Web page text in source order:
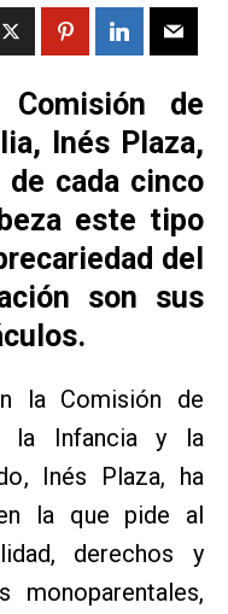
de
Inés Plaza,
cada cinco
este tipo
del
son sus
la Comisión de
la Infancia y la
Inés Plaza, ha
la que pide al
derechos y
monoparentales,